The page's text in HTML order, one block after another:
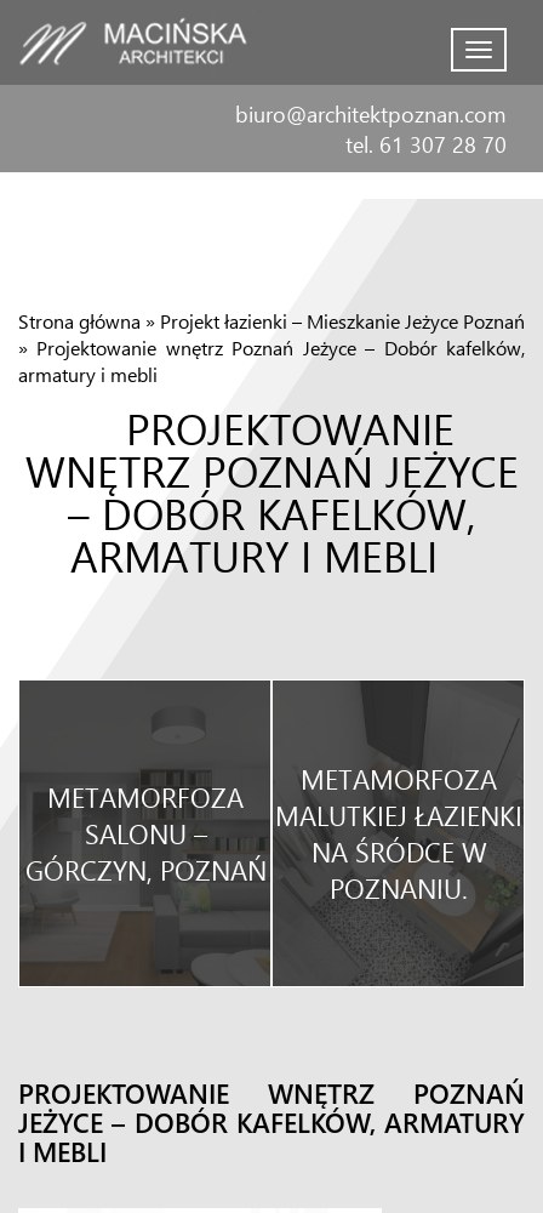
Menu
biuro@architektpoznan.com
tel. 61 307 28 70
Strona główna » Projekt łazienki – Mieszkanie Jeżyce Poznań
» Projektowanie wnętrz Poznań Jeżyce – Dobór kafelków,
armatury i mebli
PROJEKTOWANIE
WNĘTRZ POZNAŃ JEŻYCE
– DOBÓR KAFELKÓW,
ARMATURY I MEBLI
METAMORFOZA
SALONU –
GÓRCZYN, POZNAŃ
METAMORFOZA
MALUTKIEJ ŁAZIENKI
NA ŚRÓDCE W
POZNANIU.
PROJEKTOWANIE WNĘTRZ POZNAŃ
JEŻYCE – DOBÓR KAFELKÓW, ARMATURY
I MEBLI